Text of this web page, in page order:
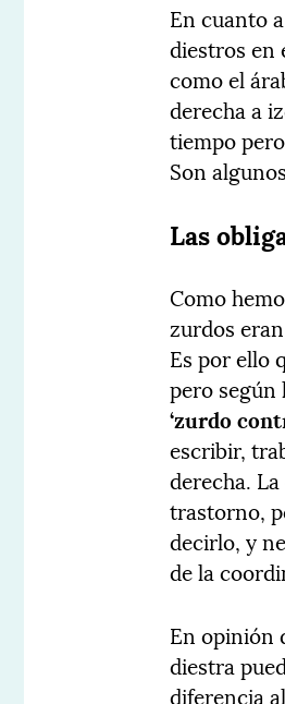
En cuanto
diestros en
como el
derecha a
tiempo
Son
Las
Como
zurdos
Es por ello
pero
‘zurdo
escribir,
derecha.
trastorno,
decirlo, y
de la
En opinión
diestra
diferencia